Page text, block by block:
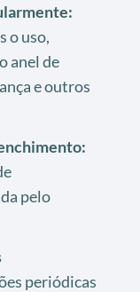
o uso,
anel de
e outros
pelo
periódicas